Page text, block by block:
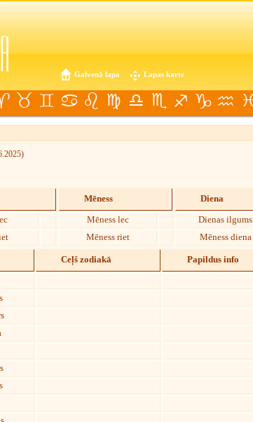
Galvenā lapa Lapas karte
Mēness
Mēness lec
Mēness riet
Diena
Dienas ilgums
Mēness diena
Ceļš zodiakā Papildus info